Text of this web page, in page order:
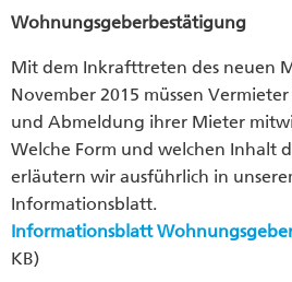
Wohnungsgeberbestätigung
Mit dem Inkrafttreten des neuen
November 2015 müssen
und Abmeldung ihrer Mieter
Welche Form und welchen Inhalt
erläutern wir ausführlich in
Informationsblatt.
Informationsblatt
KB)